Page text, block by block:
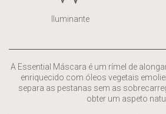
imagens
Iluminante
A Essential Máscara é um rímel de
enriquecido com óleos vegetais
separa as pestanas sem as
obter um aspeto